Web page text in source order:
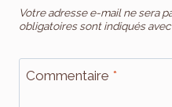
Votre adresse e-mail ne sera
obligatoires sont indiqués avec
Commentaire *